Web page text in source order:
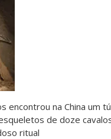
encontrou na China um
de doze
ritual